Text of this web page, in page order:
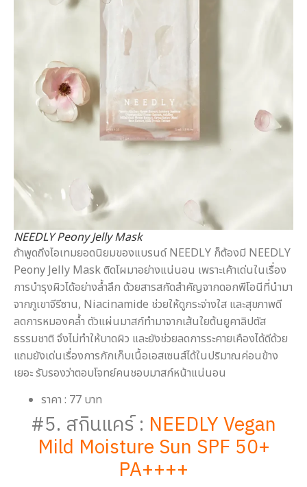
NEEDLY Peony Jelly Mask
ถ้าพูดถึงไอเทมยอดนิยมของแบรนด์ NEEDLY ก็ต้องมี NEEDLY
Peony Jelly Mask ติดโผมาอย่างแน่นอน เพราะเค้าเด่นในเรื่อง
การบำรุงผิวได้อย่างล้ำลึก ด้วยสารสกัดสำคัญจากดอกพีโอนีที่นำมา
จากภูเขาจีรีซาน, Niacinamide ช่วยให้ดูกระจ่างใส และสุขภาพดี
ลดการหมองคล้ำ ตัวแผ่นมาสก์ทำมาจากเส้นใยต้นยูคาลิปตัส
ธรรมชาติ จึงไม่ทำให้บาดผิว และยังช่วยลดการระคายเคืองได้ดีด้วย
แถมยังเด่นเรื่องการกักเก็บเนื้อเอสเซนส์ได้ในปริมาณค่อนข้าง
เยอะ รับรองว่าตอบโจทย์คนชอบมาสก์หน้าแน่นอน
ราคา : 77 บาท
#5. สกินแคร์ : NEEDLY Vegan
Mild Moisture Sun SPF 50+
PA++++